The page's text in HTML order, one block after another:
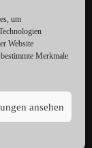
um
Website
Merkmale
ansehen